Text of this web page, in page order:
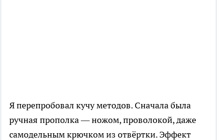
Я перепробовал кучу методов. Сначала была
ручная прополка — ножом, проволокой, даже
самодельным крючком из отвёртки. Эффект